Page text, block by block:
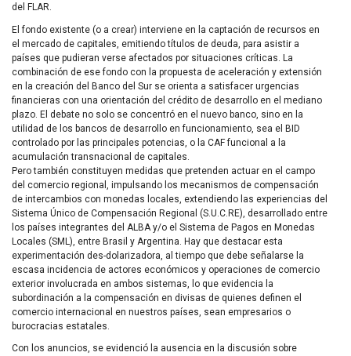
del FLAR.
El fondo existente (o a crear) interviene en la captación de recursos en
el mercado de capitales, emitiendo títulos de deuda, para asistir a
países que pudieran verse afectados por situaciones críticas. La
combinación de ese fondo con la propuesta de aceleración y extensión
en la creación del Banco del Sur se orienta a satisfacer urgencias
financieras con una orientación del crédito de desarrollo en el mediano
plazo. El debate no solo se concentró en el nuevo banco, sino en la
utilidad de los bancos de desarrollo en funcionamiento, sea el BID
controlado por las principales potencias, o la CAFfuncional a la
acumulación transnacional de capitales.
Pero también constituyen medidas que pretenden actuar en el campo
del comercio regional, impulsando los mecanismos de compensación
de intercambios con monedas locales, extendiendo las experiencias del
Sistema Único de Compensación Regional (S.U.C.RE), desarrollado entre
los países integrantes del ALBA y/o el Sistema de Pagos en Monedas
Locales (SML ), entre Brasil y Argentina. Hay que destacar esta
experimentación des-dolarizadora, al tiempo que debe señalarse la
escasa incidencia de actores económicos y operaciones de comercio
exterior involucrada en ambos sistemas, lo que evidencia la
subordinación a la compensación en divisas de quienes definen el
comercio internacional en nuestros países, sean empresarios o
burocracias estatales.
Con los anuncios, se evidenció la ausencia en la discusión sobre